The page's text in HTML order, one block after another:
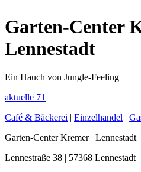
Garten-Center
Lennestadt
Ein Hauch von Jungle-Feeling
aktuelle 71
Café & Bäckerei | Einzelhandel |
Garten-Center Kremer | Lennestadt
Lennestraße 38 | 57368 Lennestadt